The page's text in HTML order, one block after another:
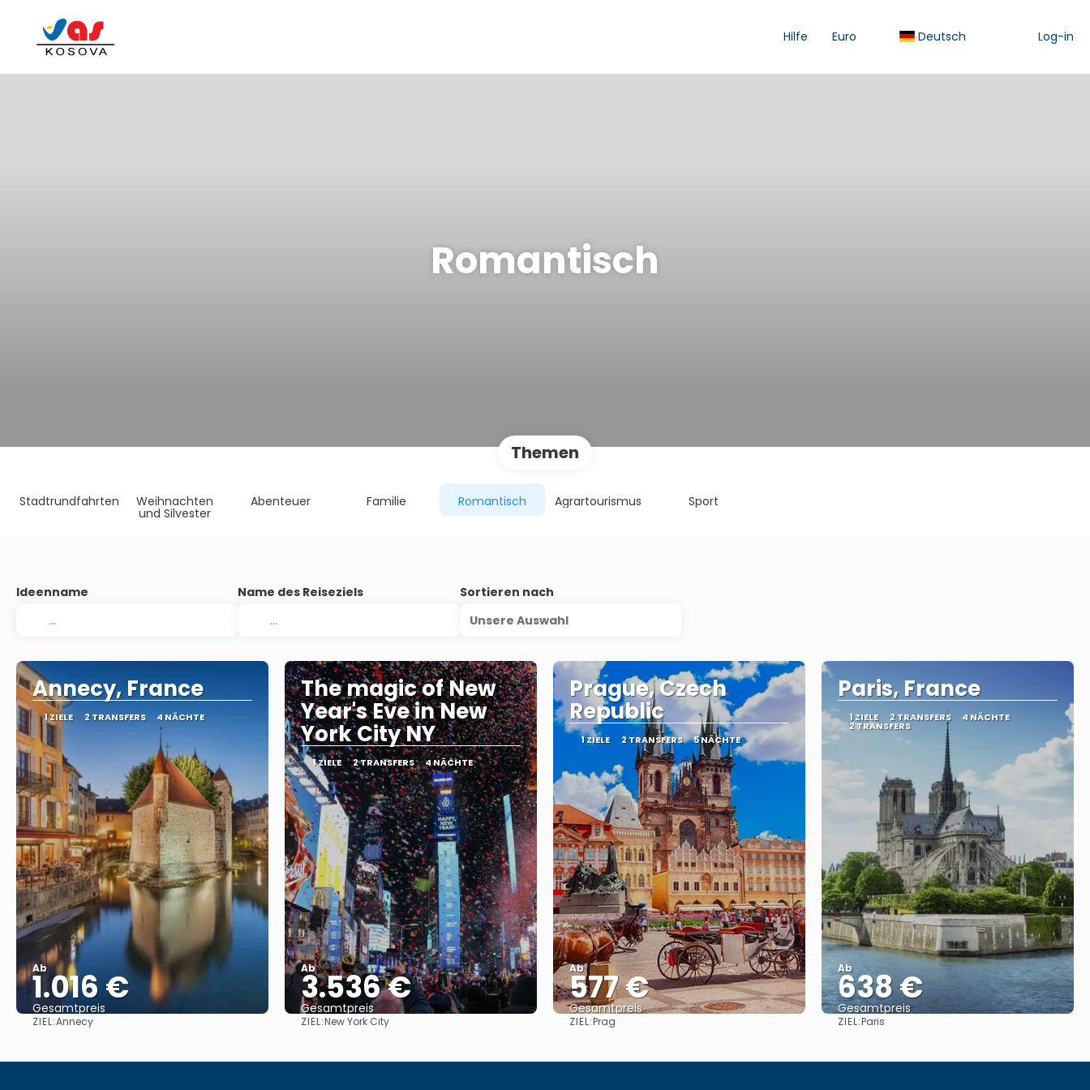
Hilfe Euro Deutsch Log-in
Romantisch
Themen
Stadtrundfahrten Weihnachten
und Silvester
Abenteuer Familie Romantisch Agrartourismus Sport
Ideenname Name des Reiseziels
Sortieren nach
Unsere Auswahl
Annecy, France
1 ZIELE 2 TRANSFERS 4 NÄCHTE
Ab
1.016 €
Gesamtpreis
ZIEL:Annecy
The magic of New
Year's Eve in New
York City NY
1 ZIELE 2 TRANSFERS 4 NÄCHTE
Ab
3.536 €
Gesamtpreis
Reise ansehen
ZIEL:New York City
Prague, Czech
Republic
1 ZIELE 2 TRANSFERS 5 NÄCHTE
Ab
577 €
Gesamtpreis
ZIEL:Prag
Paris, France
1 ZIELE 2 TRANSFERS 4 NÄCHTE
2 TRANSFERS
Ab
638 €
Gesamtpreis
ZIEL:Paris